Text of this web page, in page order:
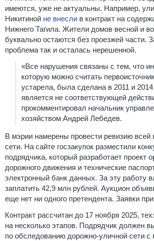
имеются, уже не актуальны. Например,
Никитиной не внесли в контракт на
Нижнего Тагила. Жители домов весной и
буквально остаются без проезжей части.
проблема так и осталась нерешенной.
«Все нарушения связаны с тем, что
которую можно считать
устарела, была сделана в 2011 и 2014
является не соответствующей
прокомментировал начальник
хозяйством Андрей Лебедев.
В мэрии намерены провести ревизию всей
сети. На сайте госзакупок разместили
подрядчика, который разработает проект
дорожного движения и технические
электронный банк данных. За эту работу
заплатить 42,9 млн рублей. Аукцион
еще нет ни одного претендента. Заявки
Контракт рассчитан до 17 ноября 2025,
на несколько этапов. Подрядчик должен
по обследованию дорожно-уличной сети